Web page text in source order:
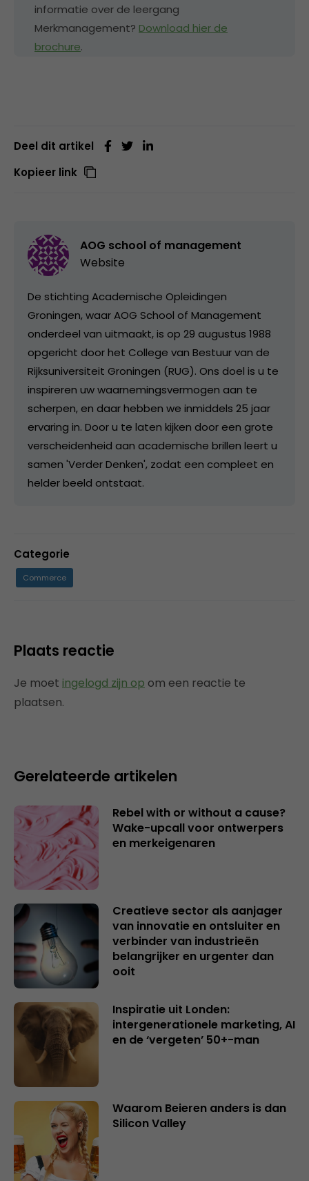
informatie over de leergang
Merkmanagement? Download hier de
brochure.
Deel dit artikel
Kopieer link
AOG school of management
Website
De stichting Academische Opleidingen
Groningen, waar AOG School of Management
onderdeel van uitmaakt, is op 29 augustus 1988
opgericht door het College van Bestuur van de
Rijksuniversiteit Groningen (RUG). Ons doel is u te
inspireren uw waarnemingsvermogen aan te
scherpen, en daar hebben we inmiddels 25 jaar
ervaring in. Door u te laten kijken door een grote
verscheidenheid aan academische brillen leert u
samen 'Verder Denken', zodat een compleet en
helder beeld ontstaat.
Categorie
Commerce
Plaats reactie
Je moet ingelogd zijn op om een reactie te
plaatsen.
Gerelateerde artikelen
Rebel with or without a cause?
Wake-upcall voor ontwerpers
en merkeigenaren
Creatieve sector als aanjager
van innovatie en ontsluiter en
verbinder van industrieën
belangrijker en urgenter dan
ooit
Inspiratie uit Londen:
intergenerationele marketing, AI
en de ‘vergeten’ 50+-man
Waarom Beieren anders is dan
Silicon Valley